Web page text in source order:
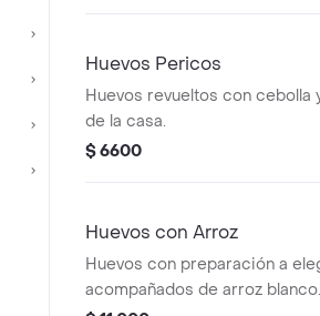
Huevos Pericos
Huevos revueltos con cebolla
de la casa.
$ 6600
Huevos con Arroz
Huevos con preparación a
acompañados de arroz blanco.